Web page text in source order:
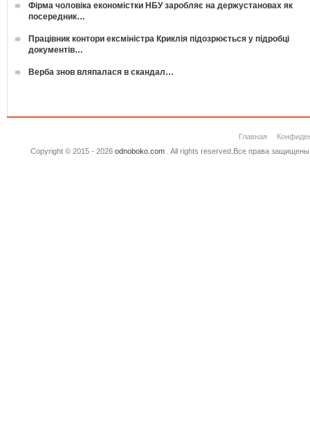
Фірма чоловіка економістки НБУ заробляє на держустановах як
посередник…
Працівник контори ексміністра Криклія підозрюється у підробці
документів…
Верба знов вляпалася в скандал…
Главная
Copyright © 2015 - 2026 odnoboko.com. All rights reserved.Все права защищены.